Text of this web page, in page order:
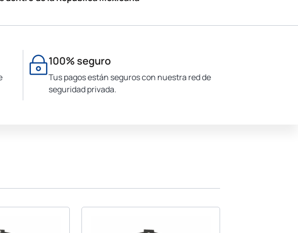
100% seguro
Tus pagos están seguros con nuestra red de
seguridad privada.